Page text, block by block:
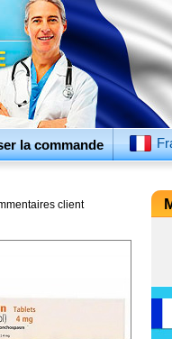
la commande
client